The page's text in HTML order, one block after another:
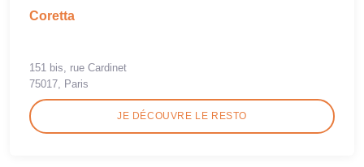
Coretta
151 bis, rue Cardinet
75017, Paris
JE DÉCOUVRE LE RESTO